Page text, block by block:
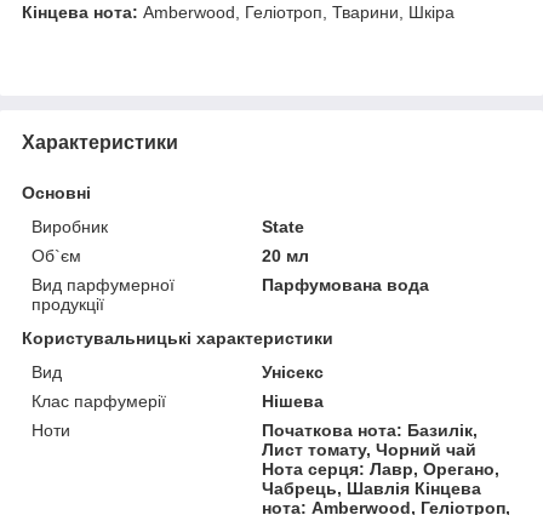
Кінцева нота: Amberwood, Геліотроп, Тварини, Шкіра
Характеристики
Основні
Виробник
State
Об`єм
20 мл
Вид парфумерної
продукції
Парфумована вода
Користувальницькі характеристики
Вид
Унісекс
Клас парфумерії
Нішева
Ноти
Початкова нота: Базилік,
Лист томату, Чорний чай
Нота серця: Лавр, Орегано,
Чабрець, Шавлія Кінцева
нота: Amberwood, Геліотроп,